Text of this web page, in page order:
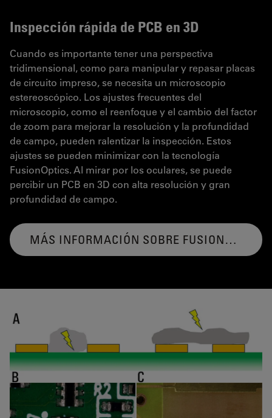
Inspección rápida de PCB en 3D
Cuando es importante tener una perspectiva
tridimensional, como para manipular y repasar placas
de circuito impreso, se necesita un microscopio
estereoscópico. Los ajustes frecuentes del
microscopio, como el reenfoque y el cambio del factor
de zoom para mejorar la resolución y la profundidad
de campo, pueden ralentizar la inspección. Estos
ajustes se pueden minimizar con la tecnología
FusionOptics. Al mirar por los oculares, se puede
percibir un PCB en 3D con alta resolución y gran
profundidad de campo.
MÁS INFORMACIÓN SOBRE FUSIONOPTICS